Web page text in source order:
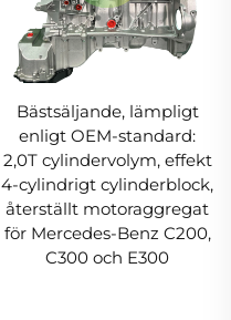
Bästsäljande, lämpligt
enligt OEM-standard:
2,0T cylindervolym, effekt
4-cylindrigt cylinderblock,
återställt motoraggregat
för Mercedes-Benz C200,
C300 och E300